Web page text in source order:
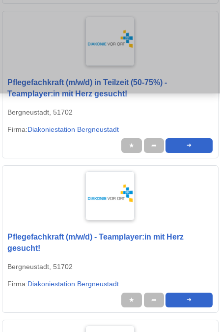
Pflegefachkraft (m/w/d) in Teilzeit (50-75%) -
Teamplayer:in mit Herz gesucht!
Bergneustadt, 51702
Firma:Diakoniestation Bergneustadt
★ ➦ ➜
Pflegefachkraft (m/w/d) - Teamplayer:in mit Herz
gesucht!
Bergneustadt, 51702
Firma:Diakoniestation Bergneustadt
★ ➦ ➜